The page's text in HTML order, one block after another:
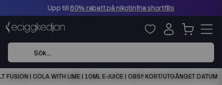
Upp till60% rabatt på nikotinfria shortfills
FUSION | COLA WITH LIME | 10ML E-JUICE | OBS!! KORT/UTGÅNGET DATUM